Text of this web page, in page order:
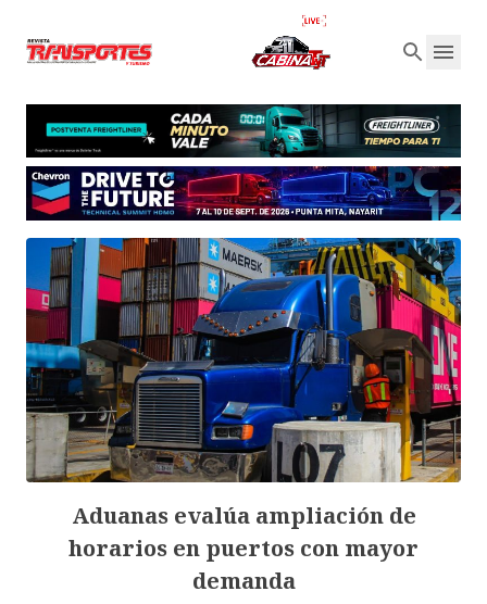
Aduanas evalúa ampliación de
horarios en puertos con mayor
demanda